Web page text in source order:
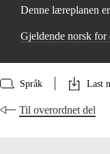
Denne læreplanen
Gjeldende norsk for
Språk Last
Til overordnet del